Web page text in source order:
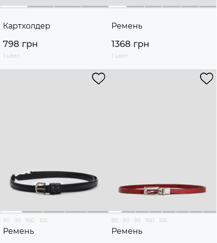
Картхолдер
798 грн
1 цвет
Ремень
1368 грн
1 цвет
90 95 100 105
Ремень
85 90 95 100 105
Ремень